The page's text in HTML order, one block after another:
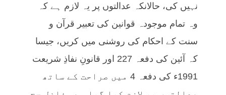
نہیں کی، حالانکہ عدالتوں پر یہ لازم ہے کہ
وہ تمام موجودہ قوانین کی تعبیر قرآن و
سنت کے احکام کی روشنی میں کریں، جیسا
کہ آئین کی دفعہ 227 اور قانونِ نفاذِ شریعت
1991ء کی دفعہ 4 میں صراحت کے ساتھ